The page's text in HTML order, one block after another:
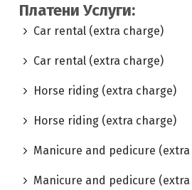
Платени Услуги:
Car rental (extra charge)
Car rental (extra charge)
Horse riding (extra charge)
Horse riding (extra charge)
Manicure and pedicure
Manicure and pedicure